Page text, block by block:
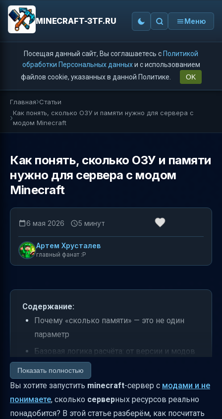
MINECRAFT-3TF.RU Меню
Посещая данный сайт, Вы соглашаетесь с Политикой
обработки Персональных данныхи с использованием
файлов cookie, указанных в данной Политике.
OK
Главная Статьи
Как понять, сколько ОЗУ и памяти нужно для сервера с
модом Minecraft
Как понять, сколько ОЗУ и памяти
нужно для сервера с модом
Minecraft
6 мая 2026 5 минут
Артем Хрусталев
главный фанат :P
Содержание:
Почему «сколько памяти» — это не один
параметр
Базовая логика расчёта: от версии и модов
ОЗУ для Minecraft: какие минимумы и
ориентиры реально работают
Как объём ОЗУ влияет на Java и почему
нельзя ставить “на максимум”
Показать полностью
Вы хотите запустить minecraft-сервер с модами и не
понимаете, сколько серверных ресурсов реально
понадобится? В этой статье разберём, как посчитать